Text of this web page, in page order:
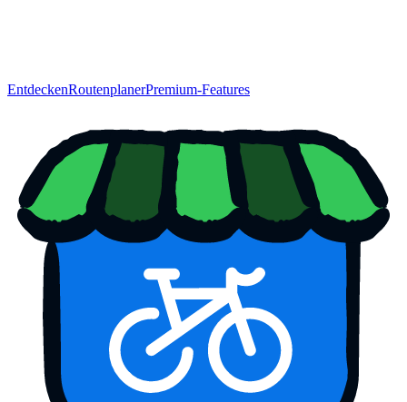
EntdeckenRoutenplanerPremium-Features